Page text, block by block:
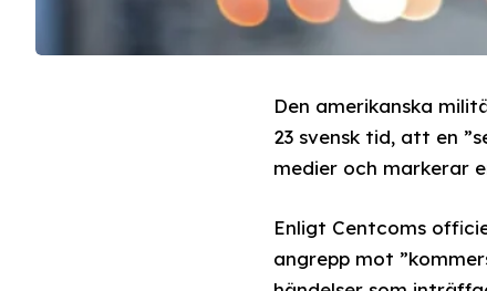
Den amerikanska
23 svensk tid, att en
medier och markerar
Enligt Centcoms
angrepp mot